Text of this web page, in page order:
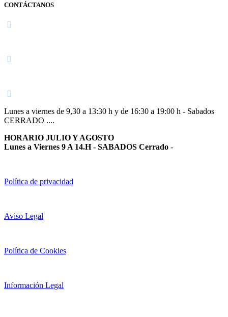
CONTÁCTANOS
Lunes a viernes de 9,30 a 13:30 h y de 16:30 a 19:00 h - Sabados
CERRADO ....
HORARIO JULIO Y AGOSTO
Lunes a Viernes 9 A 14.H - SABADOS Cerrado -
Política de privacidad
Aviso Legal
Política de Cookies
Información Legal